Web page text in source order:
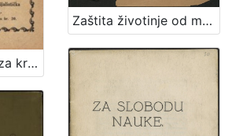
Zašto se borimo za kraće radno vrijeme? : jedan zadatak radničkih strukovnih organizacija / obradio V. Bukšeg
Zaštita životinje od mučenja : prinos za osnovanje družtva u Zagrebu / sastavio Gj. Stj. Dežalić